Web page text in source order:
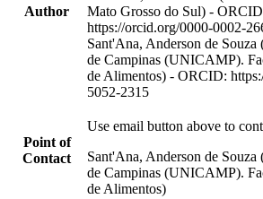
Author
Mato Grosso do Sul) -
https://orcid.org/0000-0002-
Sant'Ana, Anderson de Souza
de Campinas (UNICAMP).
de Alimentos) - ORCID:
5052-2315
Point of
Contact
Use email button above to
Sant'Ana, Anderson de Souza
de Campinas (UNICAMP).
de Alimentos)